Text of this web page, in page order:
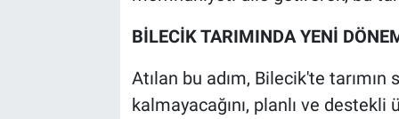
BİLECİK TARIMINDA YENİ
Atılan bu adım, Bilecik'te tarımın
kalmayacağını, planlı ve